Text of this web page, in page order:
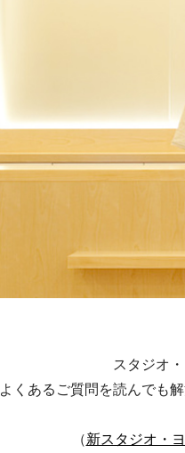
スタジオ
よくあるご質問を読んでも
（新スタジオ・